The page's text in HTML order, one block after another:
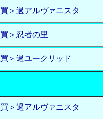
買＞過アルヴァニスタ
買＞忍者の里
買＞過ユークリッド
買＞過アルヴァニスタ